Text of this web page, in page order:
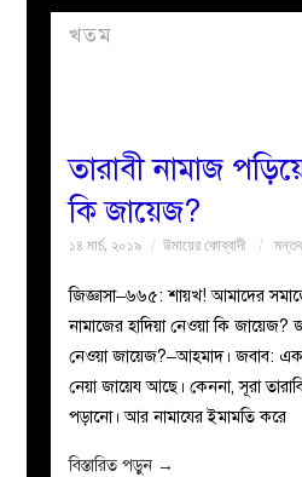
প্রবন্ধ
নারীদের
পাতা
মজলিস
প্রশ্ন
করুন
খতম
তারাবী নামাজ
কি জায়েজ?
১৪ মার্চ, ২০১৯ উমায়ের কোব্বাদী
জিজ্ঞাসা–৬৬৫: শায়খ! আমাদের
নামাজের হাদিয়া নেওয়া কি জায়েজ?
নেওয়া জায়েজ?–আহমাদ। জবাব: এক.
নেয়া জায়েয আছে। কেননা, সূরা
পড়ানো। আর নামাযের ইমামতি করে
বিস্তারিত পড়ুন →